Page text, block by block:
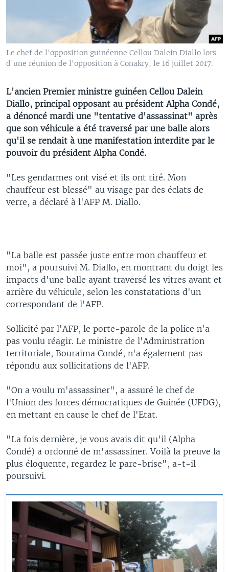
Le chef de l'opposition guinéenne Cellou Dalein Diallo lors
d'une réunion de l'opposition à Conakry, le 16 juillet 2017.
L'ancien Premier ministre guinéen Cellou Dalein
Diallo, principal opposant au président Alpha Condé,
a dénoncé mardi une "tentative d'assassinat" après
que son véhicule a été traversé par une balle alors
qu'il se rendait à une manifestation interdite par le
pouvoir du président Alpha Condé.
"Les gendarmes ont visé et ils ont tiré. Mon
chauffeur est blessé" au visage par des éclats de
verre, a déclaré à l'AFP M. Diallo.
"La balle est passée juste entre mon chauffeur et
moi", a poursuivi M. Diallo, en montrant du doigt les
impacts d'une balle ayant traversé les vitres avant et
arrière du véhicule, selon les constatations d'un
correspondant de l'AFP.
Sollicité par l'AFP, le porte-parole de la police n'a
pas voulu réagir. Le ministre de l'Administration
territoriale, Bouraima Condé, n'a également pas
répondu aux sollicitations de l'AFP.
"On a voulu m'assassiner", a assuré le chef de
l'Union des forces démocratiques de Guinée (UFDG),
en mettant en cause le chef de l'Etat.
"La fois dernière, je vous avais dit qu'il (Alpha
Condé) a ordonné de m'assassiner. Voilà la preuve la
plus éloquente, regardez le pare-brise", a-t-il
poursuivi.